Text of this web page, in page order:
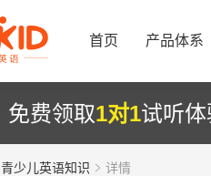
首页 产品体系
免费领取1对1试听
青少儿英语知识 详情